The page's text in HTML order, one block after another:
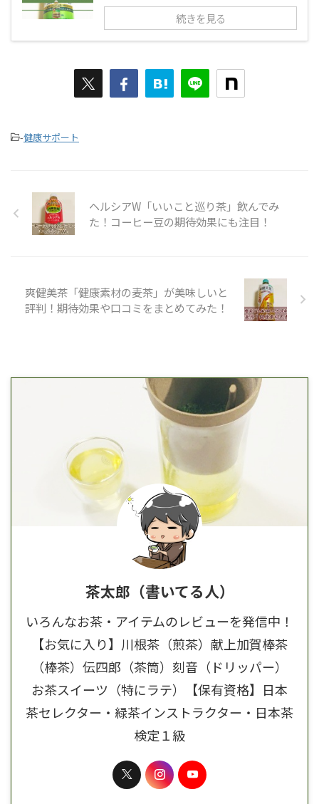
続きを見る
-健康サポート
ヘルシアW「いいこと巡り茶」飲んでみ
た！コーヒー豆の期待効果にも注目！
爽健美茶「健康素材の麦茶」が美味しいと
評判！期待効果や口コミをまとめてみた！
茶太郎（書いてる人）
いろんなお茶・アイテムのレビューを発信中！
【お気に入り】川根茶（煎茶）献上加賀棒茶
（棒茶）伝四郎（茶筒）刻音（ドリッパー）
お茶スイーツ（特にラテ）【保有資格】日本
茶セレクター・緑茶インストラクター・日本茶
検定１級